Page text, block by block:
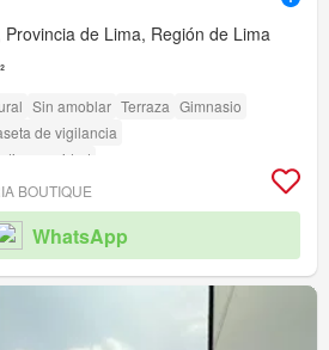
Provincia de Lima, Región de Lima
Sin amoblar Terraza Gimnasio
de vigilancia
discapacidad
BOUTIQUE
WhatsApp